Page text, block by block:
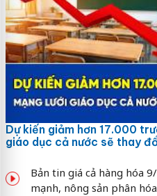
Dự kiến giảm hơn 17.000
giáo dục cả nước sẽ thay
Bản tin giá cả hàng hóa
mạnh, nông sản phân hóa